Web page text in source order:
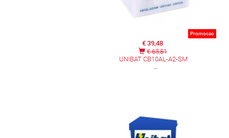
Promocao
€ 39,48
€ 65,81
UNIBAT CB10AL-A2-SM